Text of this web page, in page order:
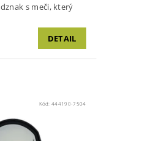
s meči, který
DETAIL
Kód:444190-7504